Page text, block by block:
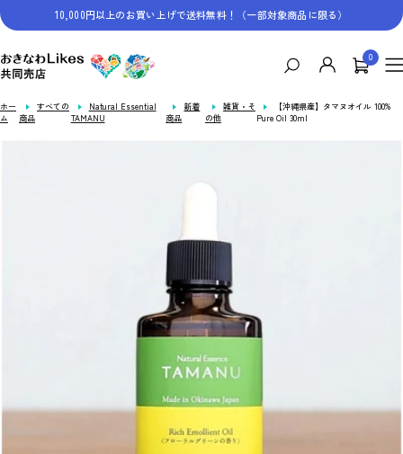
ン
ン
ツ
ス
10,000円以上のお買い上げで送料無料！（一部対象商品に限る）
お
き
わ
0
ナ
ゲ
ホー
ム
すべての
商品
Natural Essential
TAMANU
新着
商品
雑貨・そ
の他
【沖縄県産】タマヌオイル 100%
Pure Oil 30ml